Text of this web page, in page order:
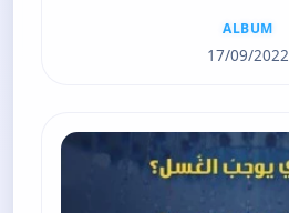
ALBUM
17/09/2022